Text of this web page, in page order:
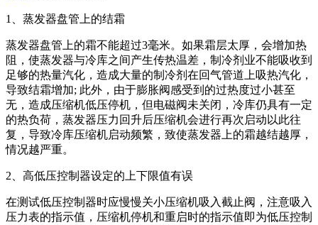
1、蒸发器盘管上的结霜
蒸发器盘管上的霜不能超过3毫米。如果霜层太厚，会增加热
阻，使蒸发器与冷库之间产生传热温差，制冷剂业不能吸收到
足够的热量汽化，造成大量的制冷剂在回气管道上吸热汽化，
导致结霜增加; 此外，由于膨胀阀感受到的过热度过小甚至
无，造成压缩机低压停机，但电磁阀未关闭，冷库仍具有一定
的热负荷，蒸发器压力回升后压缩机会进行再次启动以此往
复，导致冷库压缩机启动频繁，致使蒸发器上的霜越结越厚，
情况越严重。
2、高低压控制器设定的上下限值有误
在测试低压控制器时应慢慢关小压缩机吸入截止阀，注意吸入
压力表的指示值，压缩机停机和重启时的指示值即为低压控制